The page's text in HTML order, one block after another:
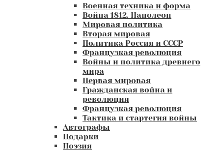
Военная техника и форма
Война 1812. Наполеон
Мировая политика
Вторая мировая
Политика Россия и СССР
Французкая революция
Войны и политика древнего
мира
Первая мировая
Гражданская война и
революция
Французкая революция
Тактика и стартегия войны
Автографы
Подарки
Поэзия